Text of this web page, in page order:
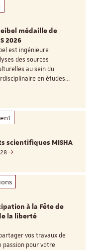
médaille de
2026
est ingénieure
des sources
au sein du
en études…
scientifiques MISHA
à la Fête de
la liberté
vos travaux de
passion pour votre